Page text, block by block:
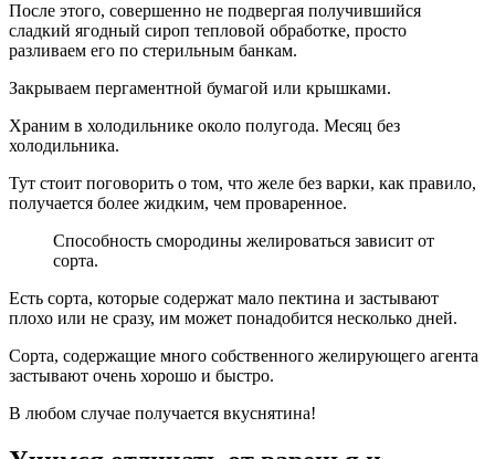
После этого, совершенно не подвергая получившийся
сладкий ягодный сироп тепловой обработке, просто
разливаем его по стерильным банкам.
Закрываем пергаментной бумагой или крышками.
Храним в холодильнике около полугода. Месяц без
холодильника.
Тут стоит поговорить о том, что желе без варки, как правило,
получается более жидким, чем проваренное.
Способность смородины желироваться зависит от
сорта.
Есть сорта, которые содержат мало пектина и застывают
плохо или не сразу, им может понадобится несколько дней.
Сорта, содержащие много собственного желирующего агента
застывают очень хорошо и быстро.
В любом случае получается вкуснятина!